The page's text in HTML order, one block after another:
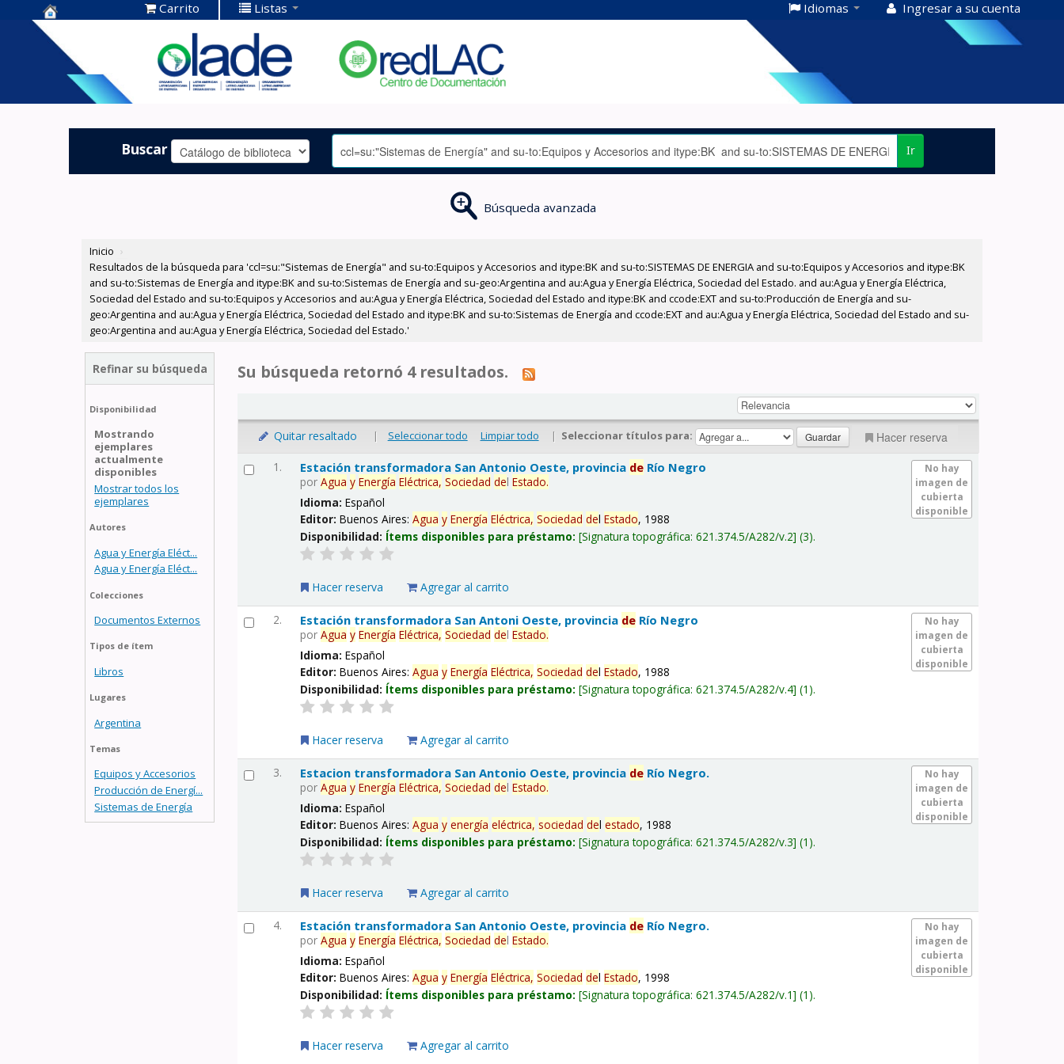
Centro de
Documentación
OLADE -
Carrito Listas Idiomas Ingresar a su cuenta
Buscar Ir
Búsqueda avanzada
Inicio ›
Resultados de la búsqueda para 'ccl=su:"Sistemas de Energía" and su-to:Equipos y Accesorios and itype:BK and su-to:SISTEMAS DE ENERGIA and su-to:Equipos y Accesorios and itype:BK
and su-to:Sistemas de Energía and itype:BK and su-to:Sistemas de Energía and su-geo:Argentina and au:Agua y Energía Eléctrica, Sociedad del Estado. and au:Agua y Energía Eléctrica,
Sociedad del Estado and su-to:Equipos y Accesorios and au:Agua y Energía Eléctrica, Sociedad del Estado and itype:BK and ccode:EXT and su-to:Producción de Energía and su-
geo:Argentina and au:Agua y Energía Eléctrica, Sociedad del Estado and itype:BK and su-to:Sistemas de Energía and ccode:EXT and au:Agua y Energía Eléctrica, Sociedad del Estado and su-
geo:Argentina and au:Agua y Energía Eléctrica, Sociedad del Estado.'
Refinar su búsqueda
Disponibilidad
Mostrando
ejemplares
actualmente
disponibles
Mostrar todos los
ejemplares
Autores
Agua y Energía Eléct...
Agua y Energía Eléct...
Colecciones
Documentos Externos
Tipos de ítem
Libros
Lugares
Argentina
Temas
Equipos y Accesorios
Producción de Energí...
Sistemas de Energía
Su búsqueda retornó 4 resultados.
Quitar resaltado | Seleccionar todo Limpiar todo | Seleccionar títulos para: Hacer reserva
1.
No hay
imagen de
cubierta
disponible
Estación transformadora San Antonio Oeste, provincia de Río Negro
porAgua y Energía Eléctrica, Sociedad delEstado.
Idioma:Español
Editor:Buenos Aires:Agua y Energía Eléctrica, Sociedad delEstado, 1988
Disponibilidad: Ítems disponibles para préstamo: Signatura topográfica:621.374.5/A282/v.2 (3).
Hacer reserva Agregar al carrito
2.
No hay
imagen de
cubierta
disponible
Estación transformadora San Antoni Oeste, provincia de Río Negro
porAgua y Energía Eléctrica, Sociedad delEstado.
Idioma:Español
Editor:Buenos Aires:Agua y Energía Eléctrica, Sociedad delEstado, 1988
Disponibilidad: Ítems disponibles para préstamo: Signatura topográfica:621.374.5/A282/v.4 (1).
Hacer reserva Agregar al carrito
3.
No hay
imagen de
cubierta
disponible
Estacion transformadora San Antonio Oeste, provincia de Río Negro.
porAgua y Energía Eléctrica, Sociedad delEstado.
Idioma:Español
Editor:Buenos Aires:Agua y energía eléctrica, sociedad delestado, 1988
Disponibilidad: Ítems disponibles para préstamo: Signatura topográfica:621.374.5/A282/v.3 (1).
Hacer reserva Agregar al carrito
4.
No hay
imagen de
cubierta
disponible
Estación transformadora San Antonio Oeste, provincia de Río Negro.
porAgua y Energía Eléctrica, Sociedad delEstado.
Idioma:Español
Editor:Buenos Aires:Agua y Energía Eléctrica, Sociedad delEstado, 1998
Disponibilidad: Ítems disponibles para préstamo: Signatura topográfica:621.374.5/A282/v.1 (1).
Hacer reserva Agregar al carrito